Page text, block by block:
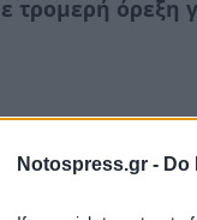
Notospress.gr - Do
όρεξη
του